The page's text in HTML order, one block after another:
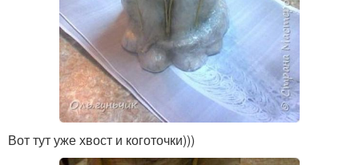
Вот тут уже хвост и коготочки)))